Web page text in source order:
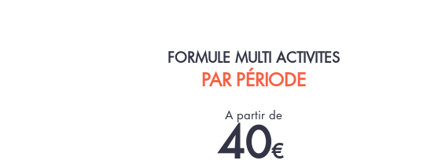
FORMULE MULTI ACTIVITES
PAR PÉRIODE
A partir de
40€